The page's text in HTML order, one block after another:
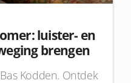
luister- en
brengen
Kodden. Ontdek